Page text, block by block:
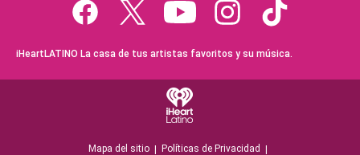
iHeartLATINO La casa de tus artistas favoritos y su música.
Mapa del sitio Políticas de Privacidad